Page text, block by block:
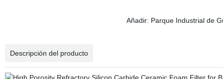
Añadir: Parque Industrial de
Descripción del producto